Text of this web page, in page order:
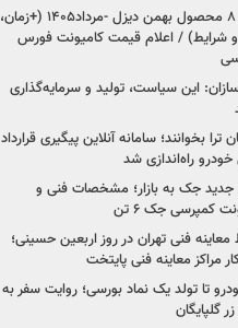
شروع فروش ۸ محصول بهمن دیزل -مرداد۱۴۰۵ (+زمان،
/ اعلام قیمت کامیونت فورس
این سیاست، تولید و سرمایه‌گذاری
ترا بخوانند؛ سامانه آنلاین پیگیری قرارداد
راه‌اندازی شد
جدید جک به بازار؛ مشخصات فنی و
کمپرسی جک ۶ تن
۱۱ خط معاینه فنی تهران در روز اربعین حسینی؛
مراکز معاینه فنی پایتخت
تا تولد یک نماد بورسی؛ روایت سفر به
گلپایگان